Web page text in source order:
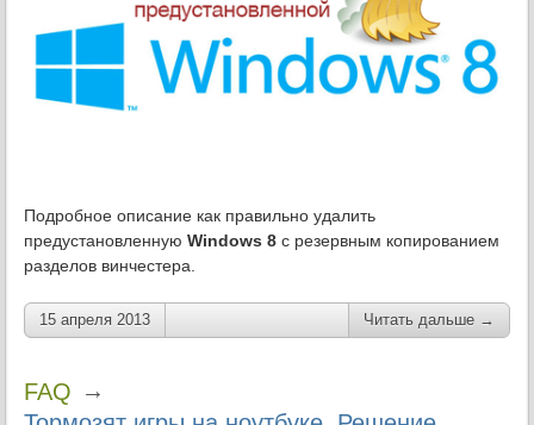
Подробное описание как правильно удалить
предустановленнуюWindows 8 с резервным копированием
разделов винчестера.
15 апреля 2013 Читать дальше →
FAQ →